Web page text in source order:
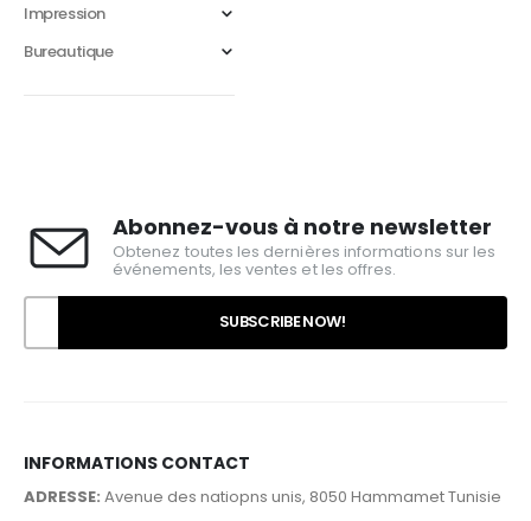
Impression
Bureautique
Abonnez-vous à notre newsletter
Obtenez toutes les dernières informations sur les
événements, les ventes et les offres.
INFORMATIONS CONTACT
ADRESSE: Avenue des natiopns unis, 8050 Hammamet Tunisie